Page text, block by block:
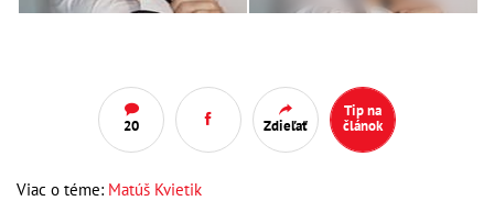
20 Zdieľať
Tip na
článok
Viac o téme: Matúš Kvietik